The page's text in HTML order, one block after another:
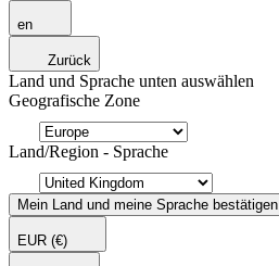
en
Zurück
Land und Sprache unten auswählen
Geografische Zone
Land/Region - Sprache
Mein Land und meine Sprache bestätigen
EUR (€)